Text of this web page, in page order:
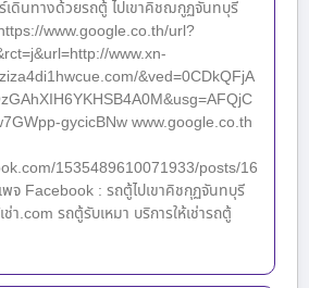
ดินทางด้วยรถตู้ ไปเขาคิชฌกูฏจันทบุรี
www.google.co.th/url?
www.xn-
&ved=0CDkQFjA
gycicBNw www.google.co.th
1535489610071933/posts/16
จ Facebook : รถตู้ไปเขาคิชกุฏจันทบุรี
า.com รถตู้รับเหมา บริการให้เช่ารถตู้